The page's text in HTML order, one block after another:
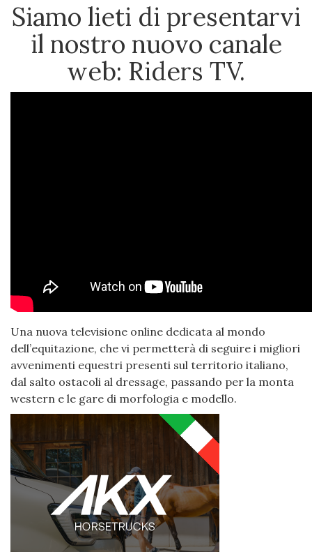
Siamo lieti di presentarvi
il nostro nuovo canale
web: Riders TV.
Una nuova televisione online dedicata al mondo
dell’equitazione, che vi permetterà di seguire i migliori
avvenimenti equestri presenti sul territorio italiano,
dal salto ostacoli al dressage, passando per la monta
western e le gare di morfologia e modello.